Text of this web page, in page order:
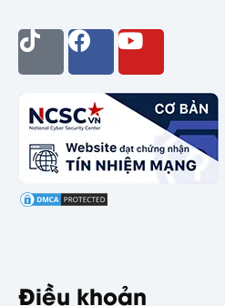
Điều khoản